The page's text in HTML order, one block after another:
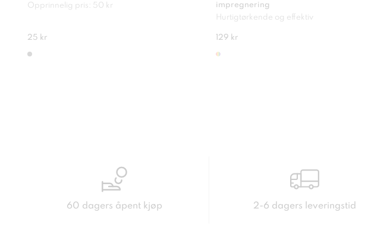
Opprinnelig pris: 50 kr
25 kr
impregnering
Hurtigtørkende og effektiv
129 kr
60 dagers åpent kjøp 2-6 dagers leveringstid